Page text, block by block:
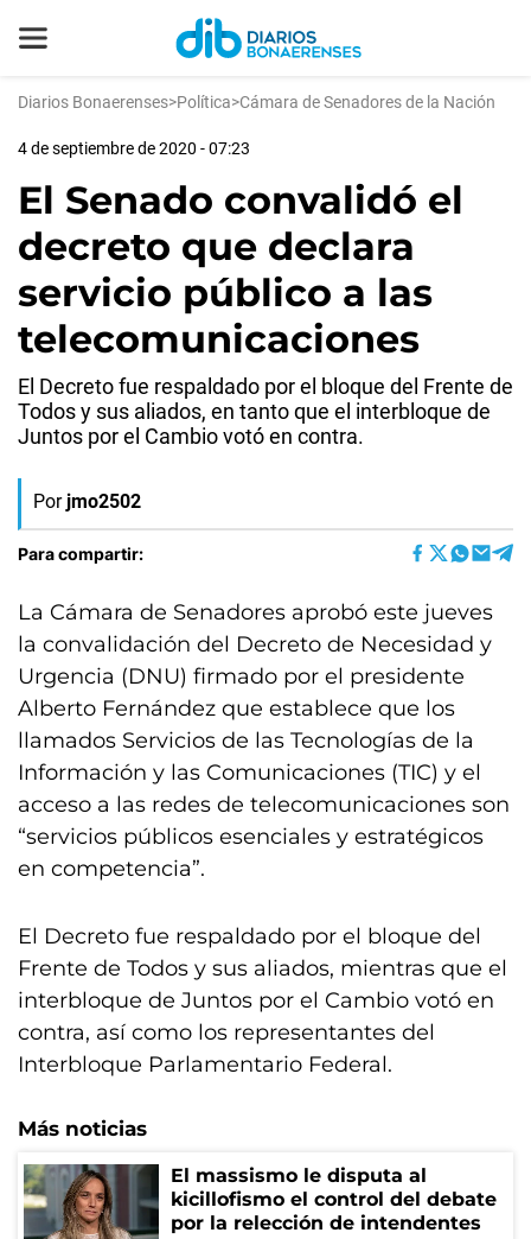
Diarios Bonaerenses>Política>Cámara de Senadores de la Nación
4 de septiembre de 2020 - 07:23
El Senado convalidó el
decreto que declara
servicio público a las
telecomunicaciones
El Decreto fue respaldado por el bloque del Frente de
Todos y sus aliados, en tanto que el interbloque de
Juntos por el Cambio votó en contra.
Por jmo2502
Para compartir:
La Cámara de Senadores aprobó este jueves
la convalidación del Decreto de Necesidad y
Urgencia (DNU) firmado por el presidente
Alberto Fernández que establece que los
llamados Servicios de las Tecnologías de la
Información y las Comunicaciones (TIC) y el
acceso a las redes de telecomunicaciones son
“servicios públicos esenciales y estratégicos
en competencia”.
El Decreto fue respaldado por el bloque del
Frente de Todos y sus aliados, mientras que el
interbloque de Juntos por el Cambio votó en
contra, así como los representantes del
Interbloque Parlamentario Federal.
Más noticias
El massismo le disputa al
kicillofismo el control del debate
por la relección de intendentes